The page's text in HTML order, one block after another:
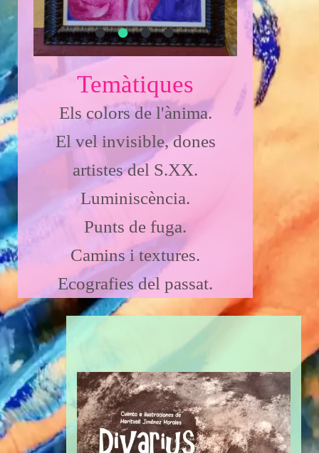
Temàtiques
Els colors de l'ànima.
El vel invisible, dones
artistes del S.XX.
Luminiscència.
Punts de fuga.
Camins i textures.
Ecografies del passat.